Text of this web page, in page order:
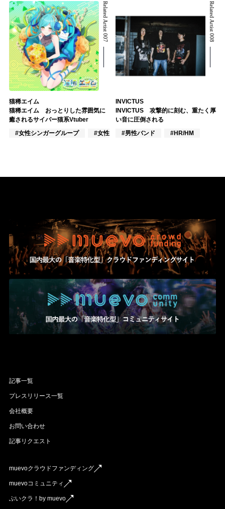
Related Artist 007
猫稀エイム
猫稀エイム おっとりした雰囲気に
癒されるサイバー猫系Vtuber
#女性シンガーグループ
#女性アイドル #VTuber/VSinger
Related Artist 008
INVICTUS
INVICTUS 攻撃的に刻む、重たく厚
い音に圧倒される
#男性バンド
#HR/HM
記事一覧
プレスリリース一覧
会社概要
お問い合わせ
記事リクエスト
muevoクラウドファンディング
muevoコミュニティ
ぶいクラ！by muevo